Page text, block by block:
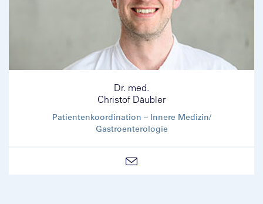
Dr. med.
Christof Däubler
Patientenkoordination – Innere Medizin/
Gastroenterologie